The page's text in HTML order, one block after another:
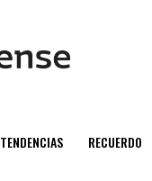
TENDENCIAS RECUERDO